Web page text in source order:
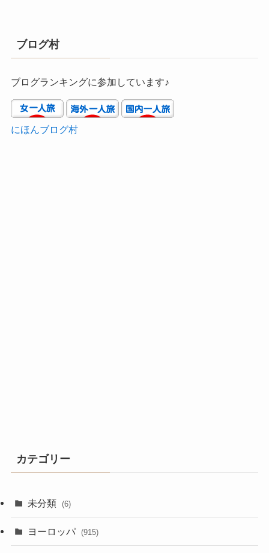
ブログ村
ブログランキングに参加しています♪
にほんブログ村
カテゴリー
未分類 (6)
ヨーロッパ (915)